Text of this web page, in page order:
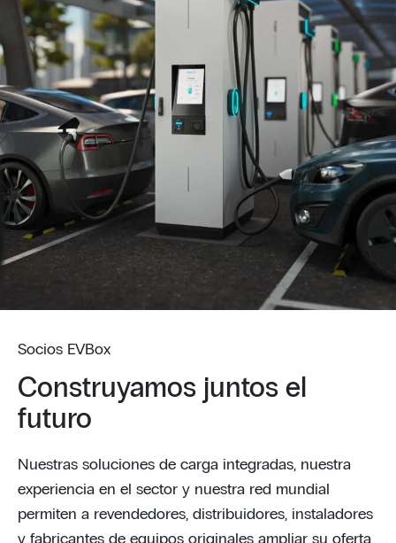
Socios EVBox
Construyamos juntos el
futuro
Nuestras soluciones de carga integradas, nuestra
experiencia en el sector y nuestra red mundial
permiten a revendedores, distribuidores, instaladores
y fabricantes de equipos originales ampliar su oferta